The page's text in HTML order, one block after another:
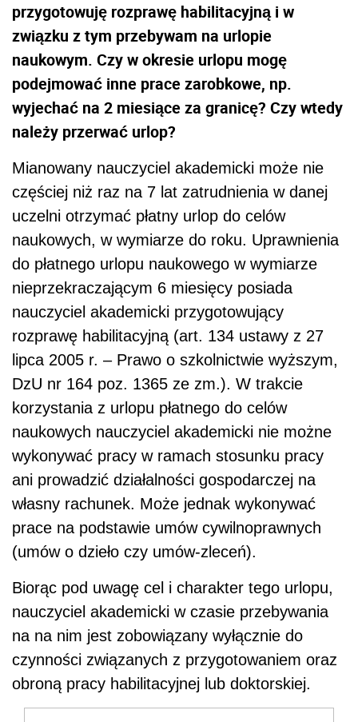
przygotowuję rozprawę habilitacyjną i w
związku z tym przebywam na urlopie
naukowym. Czy w okresie urlopu mogę
podejmować inne prace zarobkowe, np.
wyjechać na 2 miesiące za granicę? Czy wtedy
należy przerwać urlop?
Mianowany nauczyciel akademicki może nie
częściej niż raz na 7 lat zatrudnienia w danej
uczelni otrzymać płatny urlop do celów
naukowych, w wymiarze do roku. Uprawnienia
do płatnego urlopu naukowego w wymiarze
nieprzekraczającym 6 miesięcy posiada
nauczyciel akademicki przygotowujący
rozprawę habilitacyjną (art. 134 ustawy z 27
lipca 2005 r. – Prawo o szkolnictwie wyższym,
DzU nr 164 poz. 1365 ze zm.). W trakcie
korzystania z urlopu płatnego do celów
naukowych nauczyciel akademicki nie możne
wykonywać pracy w ramach stosunku pracy
ani prowadzić działalności gospodarczej na
własny rachunek. Może jednak wykonywać
prace na podstawie umów cywilnoprawnych
(umów o dzieło czy umów-zleceń).
Biorąc pod uwagę cel i charakter tego urlopu,
nauczyciel akademicki w czasie przebywania
na na nim jest zobowiązany wyłącznie do
czynności związanych z przygotowaniem oraz
obroną pracy habilitacyjnej lub doktorskiej.